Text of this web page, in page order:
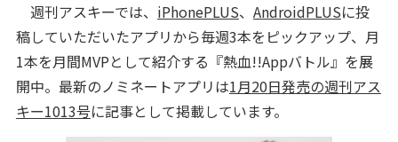
週刊アスキーでは、 iPhonePLUS、 AndroidPLUSに投
稿していただいたアプリから毎週3本をピックアップ、月
1本を月間MVPとして紹介する『熱血!!Appバトル』を展
開中。最新のノミネートアプリは1月20日発売の週刊アス
キー1013号に記事として掲載しています。